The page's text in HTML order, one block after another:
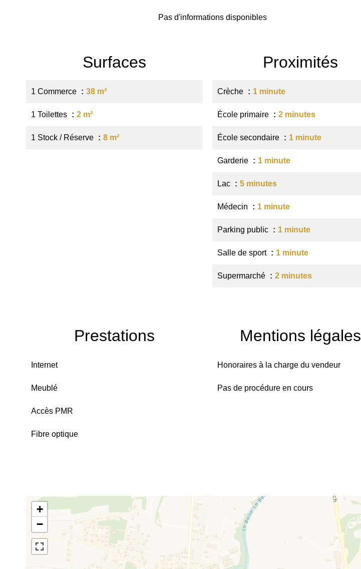
Pas d'informations disponibles
Surfaces
1 Commerce 38 m²
1 Toilettes 2 m²
1 Stock / Réserve 8 m²
Proximités
Crèche 1 minute
École primaire 2 minutes
École secondaire 1 minute
Garderie 1 minute
Lac 5 minutes
Médecin 1 minute
Parking public 1 minute
Salle de sport 1 minute
Supermarché 2 minutes
Prestations
Internet
Meublé
Accès PMR
Fibre optique
Mentions légales
Honoraires à la charge du vendeur
Pas de procédure en cours
+
−